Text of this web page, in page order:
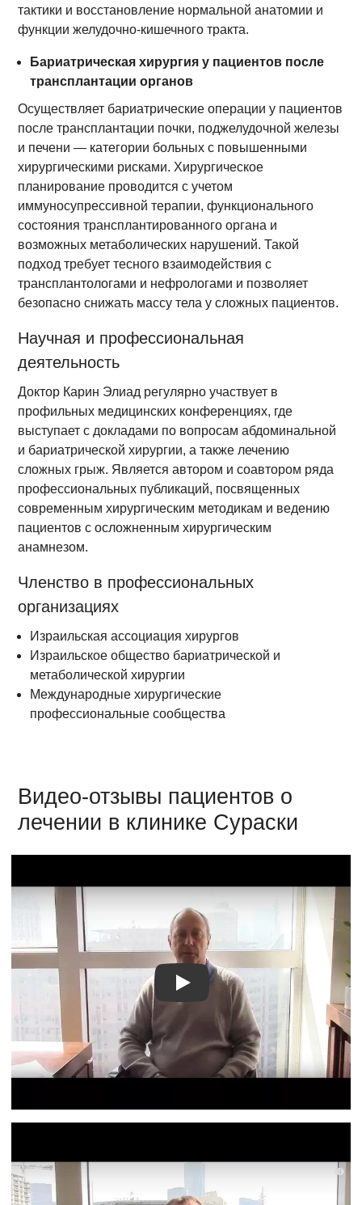
тактики и восстановление нормальной анатомии и
функции желудочно-кишечного тракта.
Бариатрическая хирургия у пациентов после
трансплантации органов
Осуществляет бариатрические операции у пациентов
после трансплантации почки, поджелудочной железы
и печени — категории больных с повышенными
хирургическими рисками. Хирургическое
планирование проводится с учетом
иммуносупрессивной терапии, функционального
состояния трансплантированного органа и
возможных метаболических нарушений. Такой
подход требует тесного взаимодействия с
трансплантологами и нефрологами и позволяет
безопасно снижать массу тела у сложных пациентов.
Научная и профессиональная
деятельность
Доктор Карин Элиад регулярно участвует в
профильных медицинских конференциях, где
выступает с докладами по вопросам абдоминальной
и бариатрической хирургии, а также лечению
сложных грыж. Является автором и соавтором ряда
профессиональных публикаций, посвященных
современным хирургическим методикам и ведению
пациентов с осложненным хирургическим
анамнезом.
Членство в профессиональных
организациях
Израильская ассоциация хирургов
Израильское общество бариатрической и
метаболической хирургии
Международные хирургические
профессиональные сообщества
Видео-отзывы пациентов о
лечении в клинике Сураски
Видео отзыв 1